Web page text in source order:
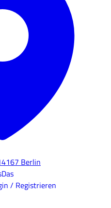
Berlin
Das
/ Registrieren